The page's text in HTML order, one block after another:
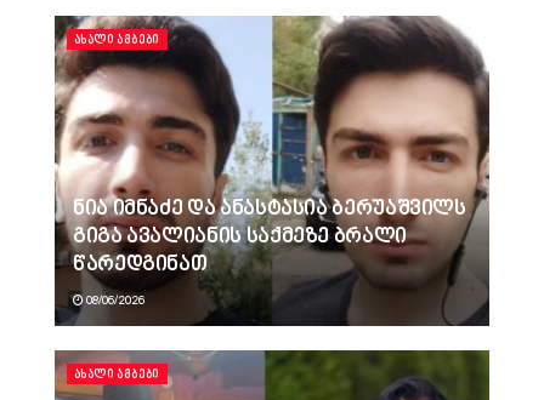
ᲐᲮᲐᲚᲘ ᲐᲛᲑᲔᲑᲘ
ნია იმნაძე და ანასტასია ბერუაშვილს
გიგა ავალიანის საქმეზე ბრალი
წარედგინათ
08/06/2026
ᲐᲮᲐᲚᲘ ᲐᲛᲑᲔᲑᲘ